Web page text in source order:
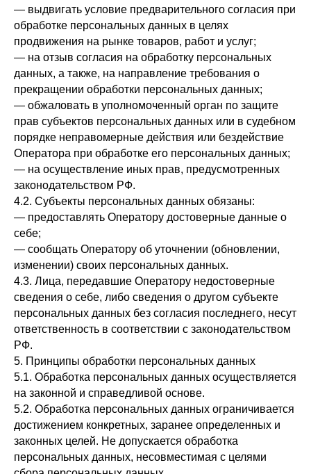
— выдвигать условие предварительного согласия при
обработке персональных данных в целях
продвижения на рынке товаров, работ и услуг;
— на отзыв согласия на обработку персональных
данных, а также, на направление требования о
прекращении обработки персональных данных;
— обжаловать в уполномоченный орган по защите
прав субъектов персональных данных или в судебном
порядке неправомерные действия или бездействие
Оператора при обработке его персональных данных;
— на осуществление иных прав, предусмотренных
законодательством РФ.
4.2. Субъекты персональных данных обязаны:
— предоставлять Оператору достоверные данные о
себе;
— сообщать Оператору об уточнении (обновлении,
изменении) своих персональных данных.
4.3. Лица, передавшие Оператору недостоверные
сведения о себе, либо сведения о другом субъекте
персональных данных без согласия последнего, несут
ответственность в соответствии с законодательством
РФ.
5. Принципы обработки персональных данных
5.1. Обработка персональных данных осуществляется
на законной и справедливой основе.
5.2. Обработка персональных данных ограничивается
достижением конкретных, заранее определенных и
законных целей. Не допускается обработка
персональных данных, несовместимая с целями